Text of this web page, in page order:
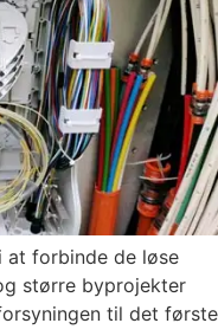
at forbinde de løse
større byprojekter
til det første